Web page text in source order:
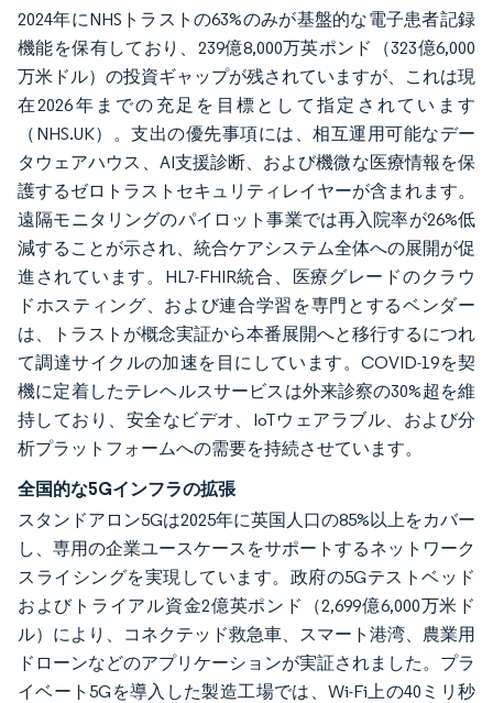
2024年にNHSトラストの63%のみが基盤的な電子患者記録
機能を保有しており、239億8,000万英ポンド（323億6,000
万米ドル）の投資ギャップが残されていますが、これは現
在2026年までの充足を目標として指定されています
（NHS.UK）。支出の優先事項には、相互運用可能なデー
タウェアハウス、AI支援診断、および機微な医療情報を保
護するゼロトラストセキュリティレイヤーが含まれます。
遠隔モニタリングのパイロット事業では再入院率が26%低
減することが示され、統合ケアシステム全体への展開が促
進されています。HL7-FHIR統合、医療グレードのクラウ
ドホスティング、および連合学習を専門とするベンダー
は、トラストが概念実証から本番展開へと移行するにつれ
て調達サイクルの加速を目にしています。COVID-19を契
機に定着したテレヘルスサービスは外来診察の30%超を維
持しており、安全なビデオ、IoTウェアラブル、および分
析プラットフォームへの需要を持続させています。
全国的な5Gインフラの拡張
スタンドアロン5Gは2025年に英国人口の85%以上をカバー
し、専用の企業ユースケースをサポートするネットワーク
スライシングを実現しています。政府の5Gテストベッド
およびトライアル資金2億英ポンド（2,699億6,000万米ド
ル）により、コネクテッド救急車、スマート港湾、農業用
ドローンなどのアプリケーションが実証されました。プラ
イベート5Gを導入した製造工場では、Wi-Fi上の40ミリ秒